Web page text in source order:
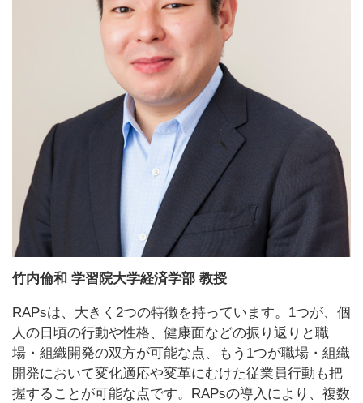
竹内倫和 学習院大学経済学部 教授
RAPsは、大きく2つの特徴を持っています。1つが、個
人の日頃の行動や性格、健康面などの振り返りと職
場・組織開発の双方が可能な点、もう1つが職場・組織
開発において変化適応や変革にむけた従業員行動も把
握することが可能な点です。RAPsの導入により、複数